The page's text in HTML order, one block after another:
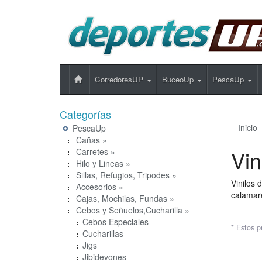
CorredoresUP BuceoUp PescaUp
Categorías
PescaUp
Cañas »
Carretes »
Hilo y Lineas »
Sillas, Refugios, Tripodes »
Accesorios »
Cajas, Mochilas, Fundas »
Cebos y Señuelos,Cucharilla »
Cebos Especiales
Cucharillas
Jigs
Jibidevones
Inicio
Vinilos
* Estos